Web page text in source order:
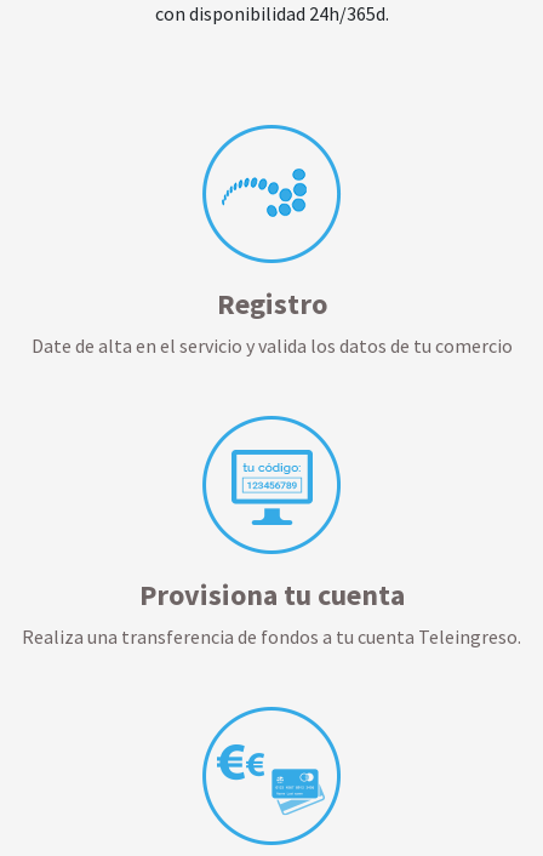
con disponibilidad 24h/365d.
Registro
Date de alta en el servicio y valida los datos de tu comercio
Provisiona tu cuenta
Realiza una transferencia de fondos a tu cuenta Teleingreso.